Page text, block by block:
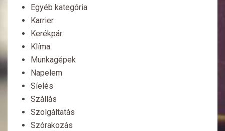
Egyéb kategória
Karrier
Kerékpár
Klíma
Munkagépek
Napelem
Síelés
Szállás
Szolgáltatás
Szórakozás